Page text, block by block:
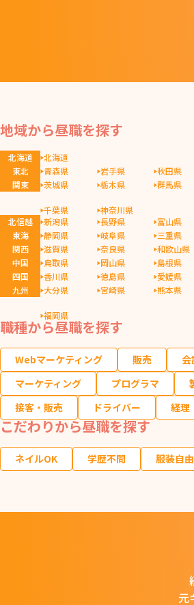
地域から昼職を探す
北海道
北海道
東北
青森県 岩手県 秋田県
関東
茨城県 栃木県 群馬県
千葉県
神奈川県
北信越
新潟県 長野県 富山県
東海
静岡県 岐阜県 三重県
関西
滋賀県 奈良県 和歌山県
中国
鳥取県 岡山県 島根県
四国
香川県 徳島県 愛媛県
九州
大分県 宮崎県 熊本県
福岡県
職種から昼職を探す
Webマーケティング 販売 会
マーケティング
プログラマ
接客・販売
ドライバー 経理
こだわりから昼職を探す
ネイルOK 学歴不問 服装自由
元